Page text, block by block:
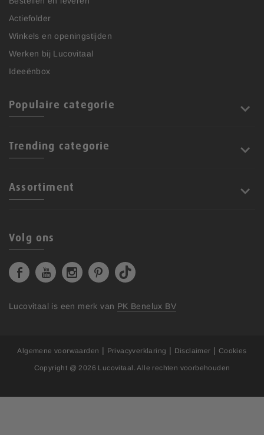
Actiefolder
Winkels en openingstijden
Werken bij Lucovitaal
Ideeënbox
Populaire categorie
Trending categorie
Assortiment
Volg ons
Lucovitaal is een merk van PK Benelux BV
Copyright @ 2026 Lucovitaal . Alle rechten voorbehouden
Algemene voorwaarden | Privacyverklaring | Disclaimer | Cookies